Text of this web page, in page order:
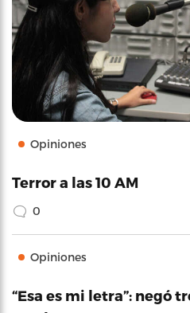
Opiniones
Terror a las 10 AM
0
Opiniones
“Esa es mi letra”: negó